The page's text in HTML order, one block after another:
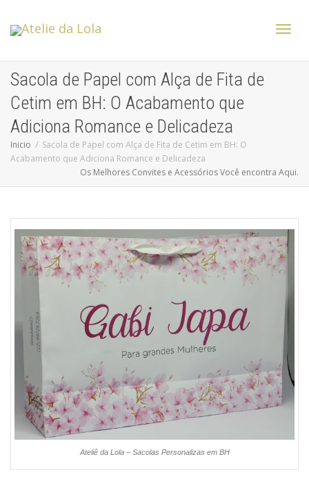
Sacola de Papel com Alça de Fita de
Cetim em BH: O Acabamento que
Adiciona Romance e Delicadeza
Inicio
Sacola de Papel com Alça de Fita de Cetim em BH: O
Acabamento que Adiciona Romance e Delicadeza
Os Melhores Convites e Acessórios Você encontra Aqui.
Ateliê da Lola – Sacolas Personalizas em BH